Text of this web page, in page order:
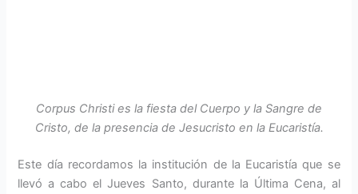
Corpus Christi es la fiesta del Cuerpo y la Sangre de
Cristo, de la presencia de Jesucristo en la Eucaristía.
Este día recordamos la institución de la Eucaristía que se
llevó a cabo el Jueves Santo, durante la Última Cena, al